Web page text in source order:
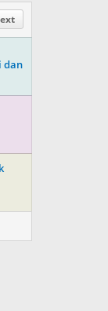
dan